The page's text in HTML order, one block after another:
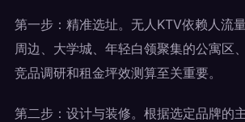
第一步：精准选址。无人KTV依赖人流
周边、大学城、年轻白领聚集的公寓区
竞品调研和租金坪效测算至关重要。
第二步：设计与装修。根据选定品牌的